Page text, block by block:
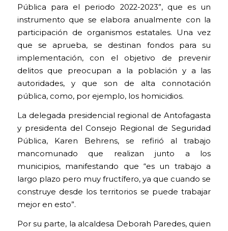
Pública para el periodo 2022-2023”, que es un
instrumento que se elabora anualmente con la
participación de organismos estatales. Una vez
que se aprueba, se destinan fondos para su
implementación, con el objetivo de prevenir
delitos que preocupan a la población y a las
autoridades, y que son de alta connotación
pública, como, por ejemplo, los homicidios.
La delegada presidencial regional de Antofagasta
y presidenta del Consejo Regional de Seguridad
Pública, Karen Behrens, se refirió al trabajo
mancomunado que realizan junto a los
municipios, manifestando que “es un trabajo a
largo plazo pero muy fructífero, ya que cuando se
construye desde los territorios se puede trabajar
mejor en esto”.
Por su parte, la alcaldesa Deborah Paredes, quien